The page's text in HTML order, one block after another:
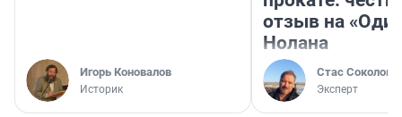
Игорь Коновалов
Историк
отзыв на
Нолана
Стас Соколов
Эксперт